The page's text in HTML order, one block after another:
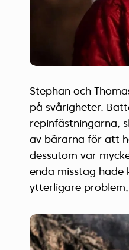
Stephan och
på svårigheter.
repinfästningarna,
av bärarna för att
dessutom var
enda misstag hade
ytterligare